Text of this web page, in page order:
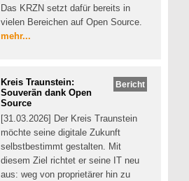
Das KRZN setzt dafür bereits in
vielen Bereichen auf Open Source.
mehr...
Bericht
Kreis Traunstein:
Souverän dank Open
Source
[31.03.2026] Der Kreis Traunstein
möchte seine digitale Zukunft
selbstbestimmt gestalten. Mit
diesem Ziel richtet er seine IT neu
aus: weg von proprietärer hin zu